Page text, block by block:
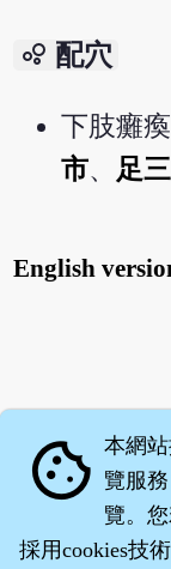
bubble_chart 配穴
下肢癱
市、 足
English
cookie 本網
覽服
覽。
採用cookies技